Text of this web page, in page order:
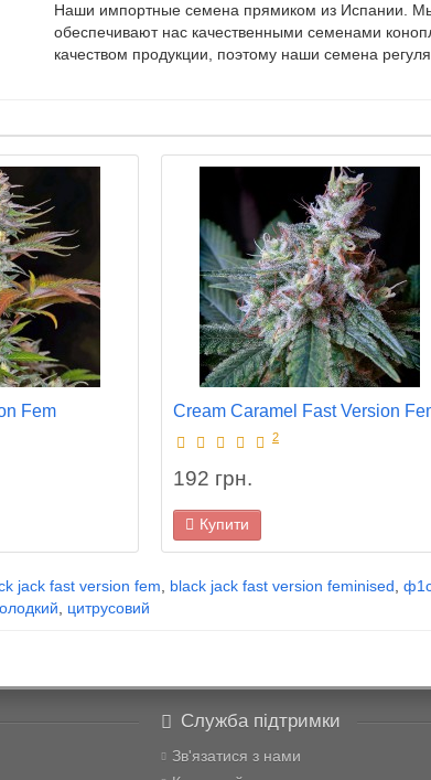
Наши импортные семена прямиком из Испании.
обеспечивают нас качественными семенами
качеством продукции, поэтому наши семена
Fem Cream Caramel Fast Version
2
192 грн.
Купити
jack fast version fem, black jack fast version feminised,
, цитрусовий
Служба підтримки
Зв'язатися з нами